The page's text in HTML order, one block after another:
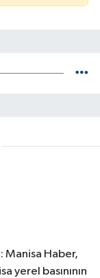
Manisa Haber,
yerel basınının